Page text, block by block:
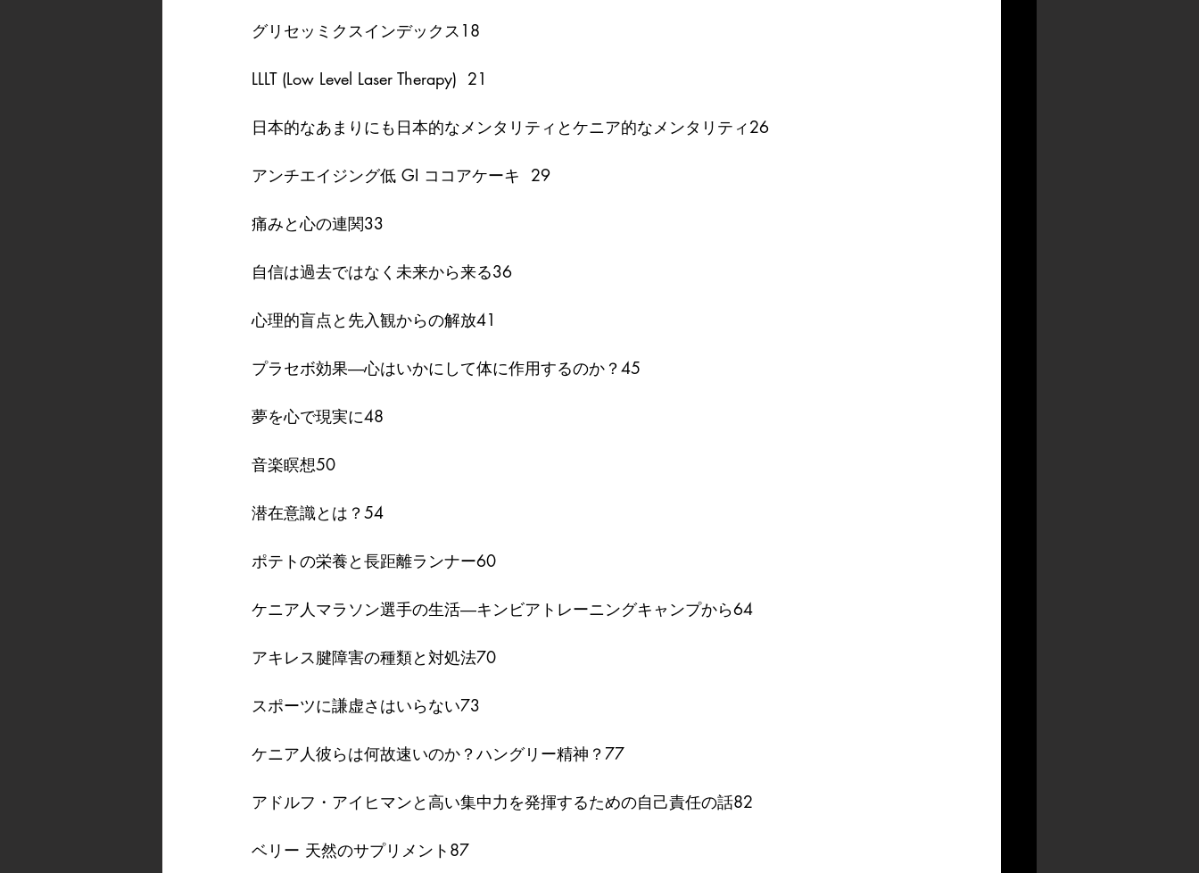
グリセッミクスインデックス18
LLLT (Low Level Laser Therapy)  21
日本的なあまりにも日本的なメンタリティとケニア的なメンタリティ26
アンチエイジング低 GI ココアケーキ  29
痛みと心の連関33
自信は過去ではなく未来から来る36
心理的盲点と先入観からの解放41
プラセボ効果―心はいかにして体に作用するのか？45
夢を心で現実に48
音楽瞑想50
潜在意識とは？54
ポテトの栄養と長距離ランナー60
ケニア人マラソン選手の生活―キンビアトレーニングキャンプから64
アキレス腱障害の種類と対処法70
スポーツに謙虚さはいらない73
ケニア人彼らは何故速いのか？ハングリー精神？77
アドルフ・アイヒマンと高い集中力を発揮するための自己責任の話82
ベリー 天然のサプリメント87